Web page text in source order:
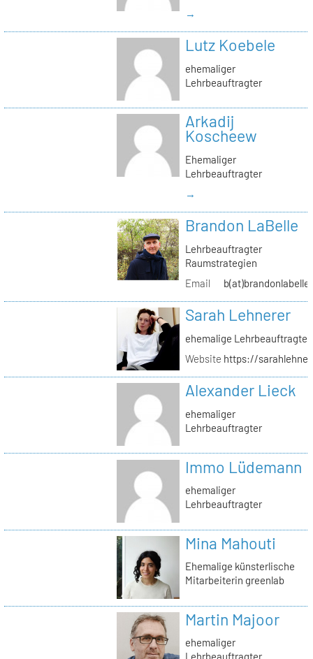
→
Lutz Koebele
ehemaliger
Lehrbeauftragter
Arkadij
Koscheew
Ehemaliger
Lehrbeauftragter
→
Brandon LaBelle
Lehrbeauftragter
Raumstrategien
Email
Sarah Lehnerer
ehemalige Lehrbeauftragte
Website https://
Alexander Lieck
ehemaliger
Lehrbeauftragter
Immo Lüdemann
ehemaliger
Lehrbeauftragter
Mina Mahouti
Ehemalige künsterlische
Mitarbeiterin greenlab
Martin Majoor
ehemaliger